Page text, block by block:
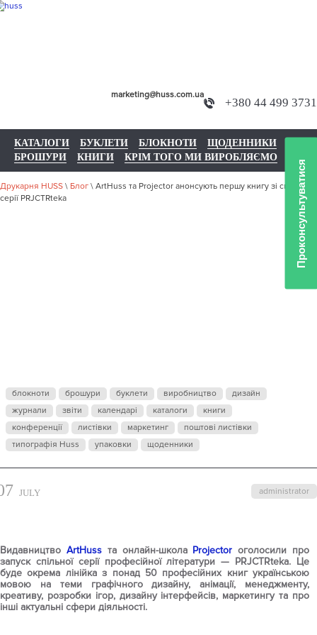
+380 44 499 3731
marketing@huss.com.ua
КАТАЛОГИ БУКЛЕТИ БЛОКНОТИ
ЩОДЕННИКИ
БРОШУРИ
КНИГИ КРІМ ТОГО МИ ВИРОБЛЯЄМО
Друкарня HUSS \ Блог \ ArtHuss та Projector анонсують першу книгу зі спільної
серії PRJCTRteka
ARTHUSS ТА
АНОНСУЮТЬ
ПЕРШУ
КНИГУ ЗІ
СЕРІЇ
PRJCTRTEKA
блокноти брошури буклети виробництво
дизайн
журнали
звіти календарі каталоги
книги
конференції
листівки маркетинг
поштові листівки
типографія Huss
упаковки щоденники
administrator
JULY
Видавництво ArtHussта онлайн-школа Projector оголосили про
запуск спільної серії професійної літератури — PRJCTRteka. Це
буде окрема лінійка з понад 50 професійних книг українською
мовою на теми графічного дизайну, анімації, менеджменту,
креативу, розробки ігор, дизайну інтерфейсів, маркетингу та про
інші актуальні сфери діяльності.
Проконсультуватися